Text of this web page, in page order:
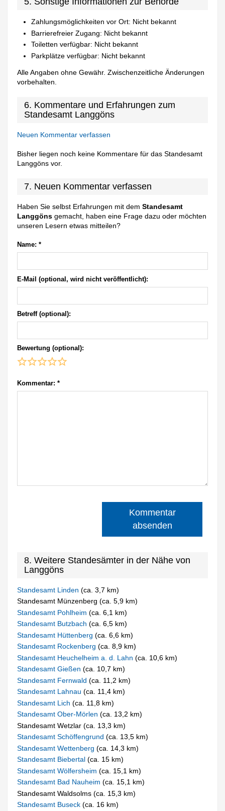
Zahlungsmöglichkeiten vor Ort: Nicht bekannt
Barrierefreier Zugang: Nicht bekannt
Toiletten verfügbar: Nicht bekannt
Parkplätze verfügbar: Nicht bekannt
Alle Angaben ohne Gewähr. Zwischenzeitliche Änderungen
vorbehalten.
6. Kommentare und Erfahrungen zum
Standesamt Langgöns
Neuen Kommentar verfassen
Bisher liegen noch keine Kommentare für das Standesamt
Langgöns vor.
7. Neuen Kommentar verfassen
Haben Sie selbst Erfahrungen mit demStandesamt
Langgöns gemacht, haben eine Frage dazu oder möchten
unseren Lesern etwas mitteilen?
Name: *
E-Mail (optional, wird nicht veröffentlicht):
Betreff (optional):
Bewertung (optional):
Kommentar: *
Kommentar
absenden
8. Weitere Standesämter in der Nähe von
Langgöns
Standesamt Linden(ca. 3,7 km)
Standesamt Münzenberg (ca. 5,9 km)
Standesamt Pohlheim(ca. 6,1 km)
Standesamt Butzbach(ca. 6,5 km)
Standesamt Hüttenberg(ca. 6,6 km)
Standesamt Rockenberg(ca. 8,9 km)
Standesamt Heuchelheim a. d. Lahn(ca. 10,6 km)
Standesamt Gießen(ca. 10,7 km)
Standesamt Fernwald(ca. 11,2 km)
Standesamt Lahnau(ca. 11,4 km)
Standesamt Lich(ca. 11,8 km)
Standesamt Ober-Mörlen(ca. 13,2 km)
Standesamt Wetzlar (ca. 13,3 km)
Standesamt Schöffengrund(ca. 13,5 km)
Standesamt Wettenberg(ca. 14,3 km)
Standesamt Biebertal(ca. 15 km)
Standesamt Wölfersheim(ca. 15,1 km)
Standesamt Bad Nauheim(ca. 15,1 km)
Standesamt Waldsolms (ca. 15,3 km)
Standesamt Buseck(ca. 16 km)